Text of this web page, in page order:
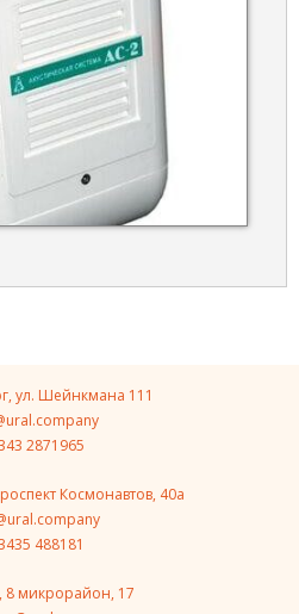
ул. Шейнкмана 111
2871965
Космонавтов, 40a
488181
8 микрорайон, 17